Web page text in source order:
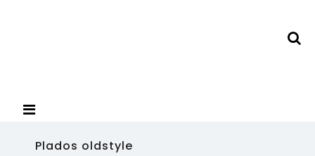
Plados oldstyle